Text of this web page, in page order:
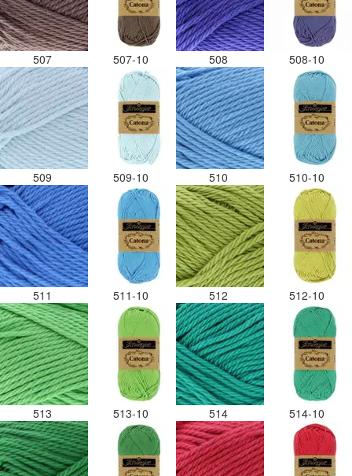
507 507-10 508 508-10
509 509-10 510 510-10
511 511-10 512 512-10
513 513-10 514 514-10